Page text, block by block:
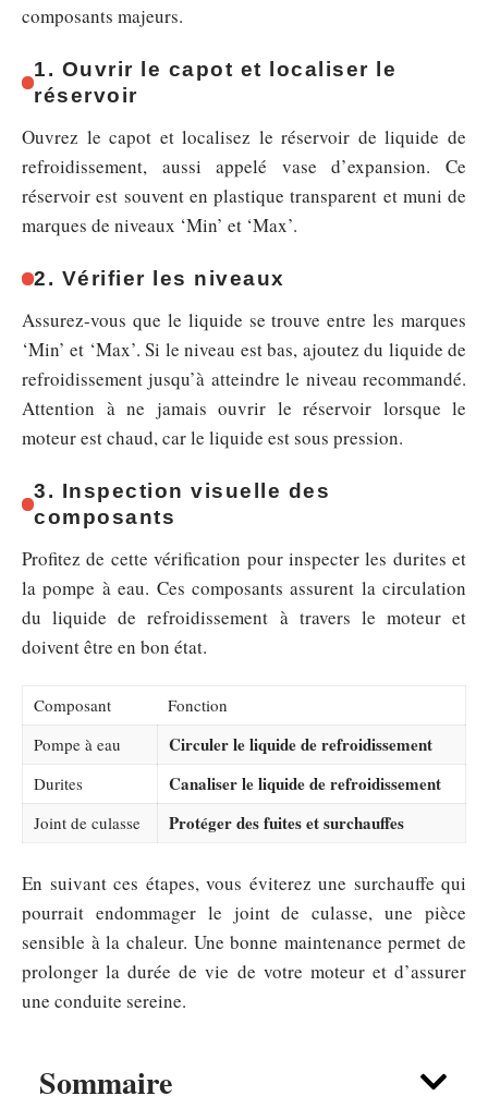
Sommaire
composants majeurs.
1. Ouvrir le capot et localiser le
réservoir
Ouvrez le capot et localisez le réservoir de liquide de
refroidissement, aussi appelé vase d’expansion. Ce
réservoir est souvent en plastique transparent et muni de
marques de niveaux ‘Min’ et ‘Max’.
2. Vérifier les niveaux
Assurez-vous que le liquide se trouve entre les marques
‘Min’ et ‘Max’. Si le niveau est bas, ajoutez du liquide de
refroidissement jusqu’à atteindre le niveau recommandé.
Attention à ne jamais ouvrir le réservoir lorsque le
moteur est chaud, car le liquide est sous pression.
3. Inspection visuelle des
composants
Profitez de cette vérification pour inspecter les durites et
la pompe à eau. Ces composants assurent la circulation
du liquide de refroidissement à travers le moteur et
doivent être en bon état.
Composant
Fonction
Pompe à eau
Circuler le liquide de refroidissement
Durites Canaliser le liquide de refroidissement
Joint de culasse Protéger des fuites et surchauffes
En suivant ces étapes, vous éviterez une surchauffe qui
pourrait endommager le joint de culasse, une pièce
sensible à la chaleur. Une bonne maintenance permet de
prolonger la durée de vie de votre moteur et d’assurer
une conduite sereine.